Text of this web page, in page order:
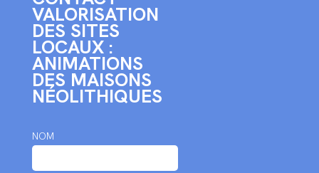
VALORISATION
DES SITES
LOCAUX :
ANIMATIONS
DES MAISONS
NÉOLITHIQUES
NOM